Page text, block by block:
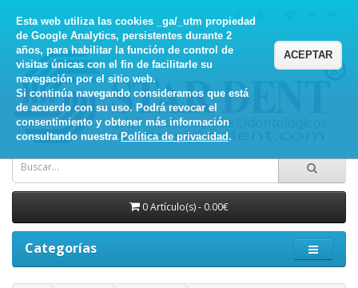
Esta web utiliza las cookies _ga/_utm propiedad
de Google Analytics, persistentes durante 2
años, para habilitar la función de control de
visitas únicas con el fin de facilitarle su
navegación por el sitio web.
Si continúa navegando consideramos que está
de acuerdo con su uso. Podrá revocar el
consentimiento y obtener más información
consultando nuestra Política de privacidad.
ACEPTAR
0 Artículo(s) - 0.00€
Categorías